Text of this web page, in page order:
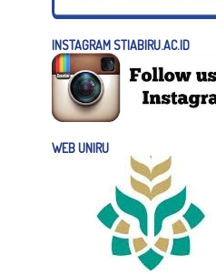
INSTAGRAM STIABIRU.AC.ID
WEB UNIRU